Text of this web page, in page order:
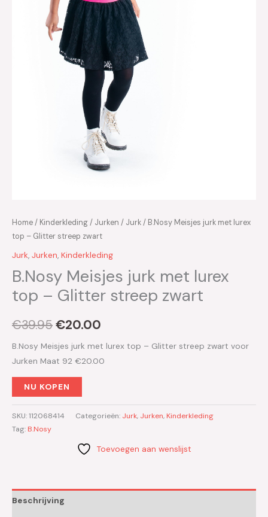
Home/ Kinderkleding/ Jurken / Jurk/ B.Nosy Meisjes jurk met lurex
top – Glitter streep zwart
Jurk, Jurken, Kinderkleding
B.Nosy Meisjes jurk met lurex
top – Glitter streep zwart
€39.95€20.00
B.Nosy Meisjes jurk met lurex top – Glitter streep zwart voor
Jurken Maat 92 €20.00
NU KOPEN
SKU:112068414 Categorieën: Jurk, Jurken, Kinderkleding
Tag: B.Nosy
Toevoegen aan wenslijst
Beschrijving